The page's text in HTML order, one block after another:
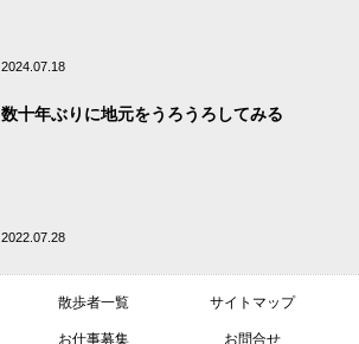
2024.07.18
数十年ぶりに地元をうろうろしてみる
2022.07.28
散歩者一覧 サイトマップ
お仕事募集 お問合せ